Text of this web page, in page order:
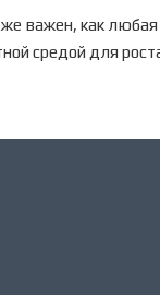
важен, как
средой для